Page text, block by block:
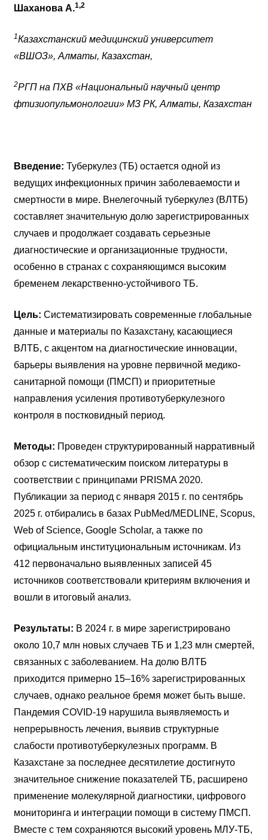
Шаханова А.1,2
1Казахстанский медицинский университет
«ВШОЗ», Алматы, Казахстан,
2РГП на ПХВ «Национальный научный центр
фтизиопульмонологии» МЗ РК, Алматы, Казахстан
Введение: Туберкулез (ТБ) остается одной из
ведущих инфекционных причин заболеваемости и
смертности в мире. Внелегочный туберкулез (ВЛТБ)
составляет значительную долю зарегистрированных
случаев и продолжает создавать серьезные
диагностические и организационные трудности,
особенно в странах с сохраняющимся высоким
бременем лекарственно-устойчивого ТБ.
Цель: Систематизировать современные глобальные
данные и материалы по Казахстану, касающиеся
ВЛТБ, с акцентом на диагностические инновации,
барьеры выявления на уровне первичной медико-
санитарной помощи (ПМСП) и приоритетные
направления усиления противотуберкулезного
контроля в постковидный период.
Методы: Проведен структурированный нарративный
обзор с систематическим поиском литературы в
соответствии с принципами PRISMA 2020.
Публикации за период с января 2015 г. по сентябрь
2025 г. отбирались в базах PubMed/MEDLINE, Scopus,
Web of Science, Google Scholar, а также по
официальным институциональным источникам. Из
412 первоначально выявленных записей 45
источников соответствовали критериям включения и
вошли в итоговый анализ.
Результаты: В 2024 г. в мире зарегистрировано
около 10,7 млн новых случаев ТБ и 1,23 млн смертей,
связанных с заболеванием. На долю ВЛТБ
приходится примерно 15–16% зарегистрированных
случаев, однако реальное бремя может быть выше.
Пандемия COVID-19 нарушила выявляемость и
непрерывность лечения, выявив структурные
слабости противотуберкулезных программ. В
Казахстане за последнее десятилетие достигнуто
значительное снижение показателей ТБ, расширено
применение молекулярной диагностики, цифрового
мониторинга и интеграции помощи в систему ПМСП.
Вместе с тем сохраняются высокий уровень МЛУ-ТБ,